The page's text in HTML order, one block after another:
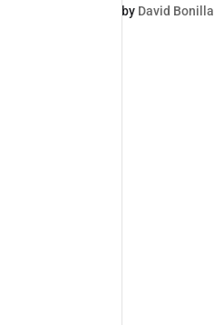
by David Bonilla